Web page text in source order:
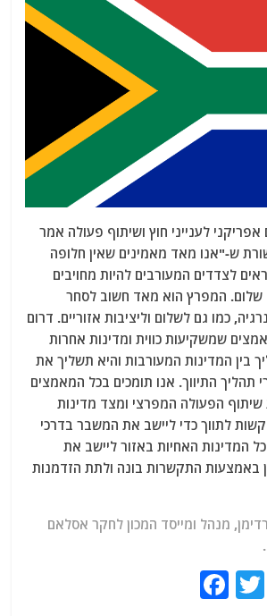
o
k
לענייני חוץ ושיתוף פעולה אמר
ש-"אנו מאד מאמינים שאין חלופה
לצדדים המעורבים להיות מחויבים
שלום. המפרץ הוא מאד חשוב לסחר
כמו גם לשלום וליציבות אזוריים. דרום
שמשקיעות כווית ומדינות אחרות
בין המדינות המעורבות והיא תשליך את
תהליך התיווך. אנו תומכים בכל המאמצים
הפעולה המפרצי ומצד מדינות
לתווך כדי ליישב את המשבר בדרכי
המדינות האחיות באזור ליישב את
באמצעות התקשרות בונה ולתת הזדמנות
מנהל ומייסד המכון לחקר אסלאם
E
T